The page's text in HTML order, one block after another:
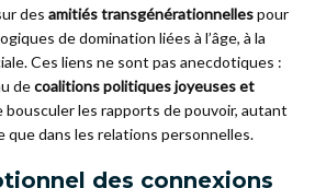
des amitiés transgénérationnellespour
de domination liées à l’âge, à la
Ces liens ne sont pas anecdotiques :
decoalitions politiques joyeuses et
bousculer les rapports de pouvoir, autant
que dans les relations personnelles.
des connexions